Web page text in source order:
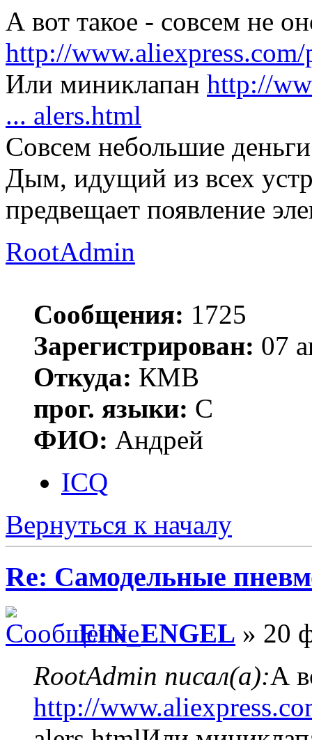
А вот такое - совсем не
http://
Или миниклапан http://
... alers.html
Совсем небольшие
Дым, идущий из всех
предвещает появление
RootAdmin
Сообщения: 1725
Зарегистрирован: 07
Откуда: КМВ
прог. языки: C
ФИО: Андрей
ICQ
Вернуться к началу
Re: Самодельные
EIN_ENGEL » 20
RootAdmin писал(а):А
http://